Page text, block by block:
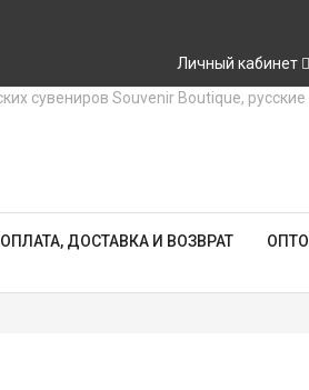
Личный кабинет
ОПЛАТА, ДОСТАВКА И ВОЗВРАТ